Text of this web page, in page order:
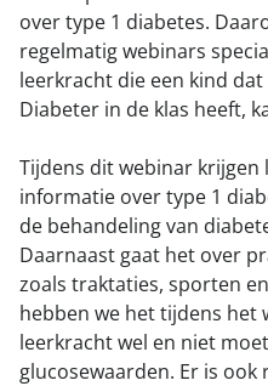
over type 1 diabetes.
regelmatig webinars
leerkracht die een kind
Diabeter in de klas heeft,
Tijdens dit webinar
informatie over type 1
de behandeling van
Daarnaast gaat het over
zoals traktaties, sporten
hebben we het tijdens het
leerkracht wel en niet
glucosewaarden. Er is